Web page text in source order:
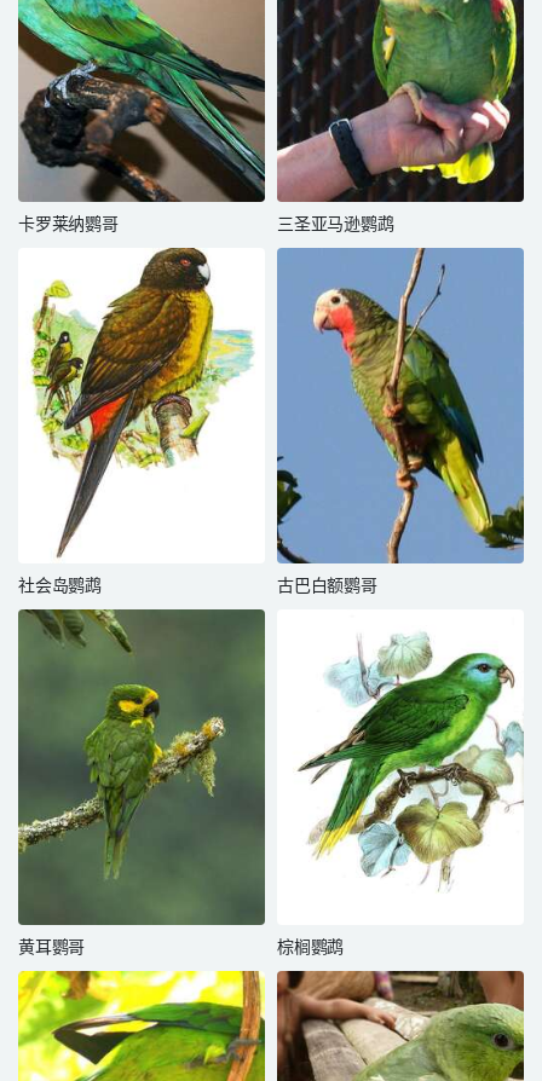
卡罗莱纳鹦哥 三圣亚马逊鹦鹉
社会岛鹦鹉 古巴白额鹦哥
黄耳鹦哥 棕榈鹦鹉